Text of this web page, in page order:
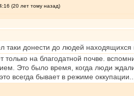
(20 лет тому назад)
таки донести до людей находящихся
только на благодатной почве.
Это было время, когда люди
всегда бывает в режиме оккупации...